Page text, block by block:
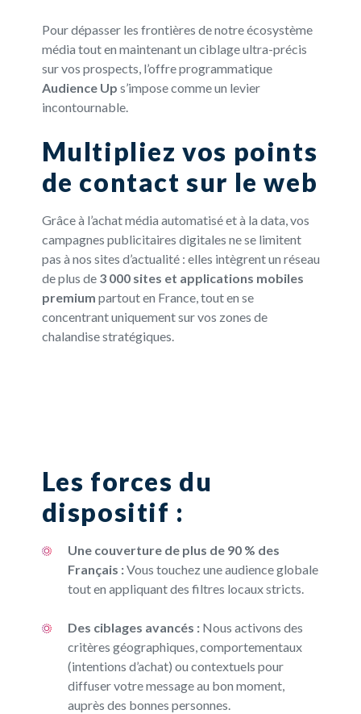
Pour dépasser les frontières de notre écosystème
média tout en maintenant un ciblage ultra-précis
sur vos prospects, l’offre programmatique
Audience Up s’impose comme un levier
incontournable.
Multipliez vos points
de contact sur le web
Grâce à l’achat média automatisé et à la data, vos
campagnes publicitaires digitales ne se limitent
pas à nos sites d’actualité : elles intègrent un réseau
de plus de 3 000 sites et applications mobiles
premium partout en France, tout en se
concentrant uniquement sur vos zones de
chalandise stratégiques.
Les forces du
dispositif :
Une couverture de plus de 90 % des
Français :Vous touchez une audience globale
tout en appliquant des filtres locaux stricts.
Des ciblages avancés :Nous activons des
critères géographiques, comportementaux
(intentions d’achat) ou contextuels pour
diffuser votre message au bon moment,
auprès des bonnes personnes.